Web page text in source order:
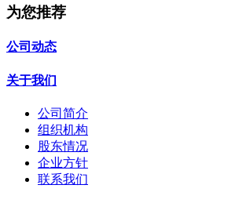
为您推荐
公司动态
关于我们
公司简介
组织机构
股东情况
企业方针
联系我们